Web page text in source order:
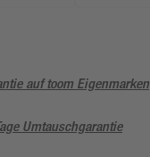
auf toom Eigenmarken
Umtauschgarantie